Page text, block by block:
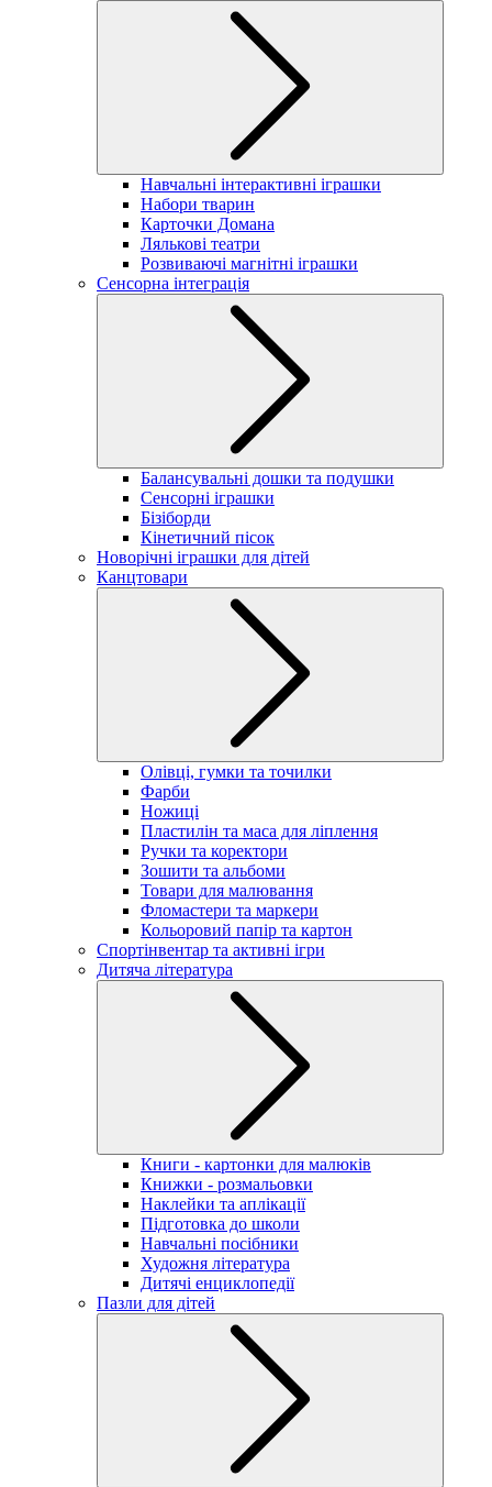
Навчальні інтерактивні іграшки
Набори тварин
Карточки Домана
Лялькові театри
Розвиваючі магнітні іграшки
Сенсорна інтеграція
Балансувальні дошки та подушки
Сенсорні іграшки
Бізіборди
Кінетичний пісок
Новорічні іграшки для дітей
Канцтовари
Олівці, гумки та точилки
Фарби
Ножиці
Пластилін та маса для ліплення
Ручки та коректори
Зошити та альбоми
Товари для малювання
Фломастери та маркери
Кольоровий папір та картон
Спортінвентар та активні ігри
Дитяча література
Книги - картонки для малюків
Книжки - розмальовки
Наклейки та аплікації
Підготовка до школи
Навчальні посібники
Художня література
Дитячі енциклопедії
Пазли для дітей